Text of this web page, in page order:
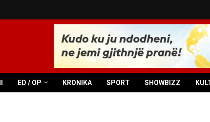
ED / OP KRONIKA SPORT SHOWBIZZ